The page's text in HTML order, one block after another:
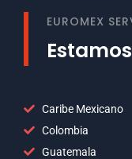
EUROMEX
Caribe Mexicano
Colombia
Guatemala